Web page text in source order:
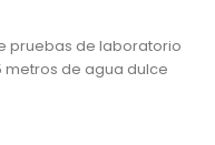
pruebas de laboratorio
metros de agua dulce